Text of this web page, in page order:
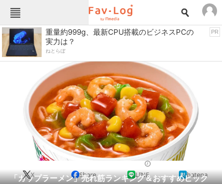
Fav-Logカテゴリー一覧
TOP
インテリア・収納 おもちゃ・ホビー
キッチン家電
キッチン用品 ゲーム
コンテンツ・サービス スイーツ・お菓子
スポーツ・レジャー スマホ・携帯電話
パソコン・タブレット ファッション
ペット 家電
重量約999g、最新CPU搭載のビジネスPCの
実力は？
ねとらぼ
PR
「カップラーメン」売れ筋ランキング＆おすすめピック
X Share LINE hatena